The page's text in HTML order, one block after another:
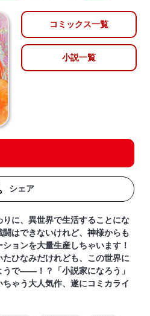
コミックス一覧
小説一覧
シェア
に、異世界で生活することにな
はできないけれど、神様からも
ョンを大量生産しちゃいます！
ひなみだけれども、この世界に
うで――！？‎「小説家になろう」
ゃう大人気作、遂にコミカライ